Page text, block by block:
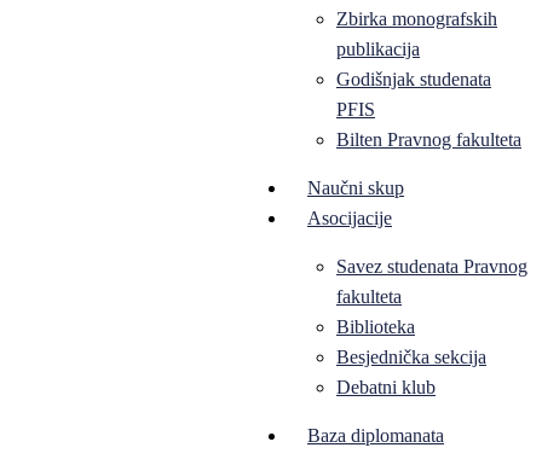
Zbirka monografskih
publikacija
Godišnjak studenata
PFIS
Bilten Pravnog fakulteta
Naučni skup
Asocijacije
Savez studenata Pravnog
fakulteta
Biblioteka
Besjednička sekcija
Debatni klub
Baza diplomanata